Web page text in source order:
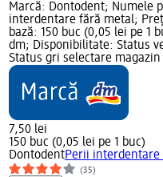
Marcă: Dontodent; Numele
interdentare fără metal;
bază: 150 buc (0,05 lei pe 1
dm; Disponibilitate: Status
Status gri selectare magazin
7,50 lei
150 buc (0,05 lei pe 1 buc)
DontodentPerii interdentare
(35)